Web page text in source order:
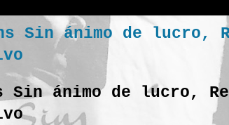
Sin ánimo de lucro,